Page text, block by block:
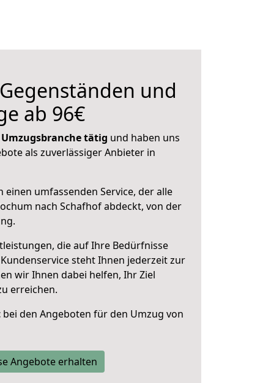
und
ab 96€
tätig und haben uns
als zuverlässiger Anbieter in
einen umfassenden Service, der alle
nach Schafhof abdeckt, von der
die auf Ihre Bedürfnisse
steht Ihnen jederzeit zur
wir Ihnen dabei helfen, Ihr Ziel
erreichen.
bei den Angeboten für den Umzug von
Angebote erhalten